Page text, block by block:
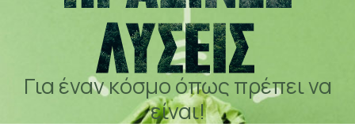
Για έναν κόσμο όπως πρέπει να
είναι!